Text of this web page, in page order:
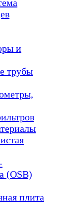
и
трубы
(OSB)
плита